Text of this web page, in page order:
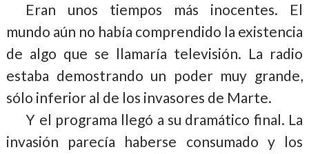
Eran unos tiempos más inocentes. El
mundo aún no había comprendido la existencia
de algo que se llamaría televisión. La radio
estaba demostrando un poder muy grande,
sólo inferior al de los invasores de Marte.
Y el programa llegó a su dramático final. La
invasión parecía haberse consumado y los